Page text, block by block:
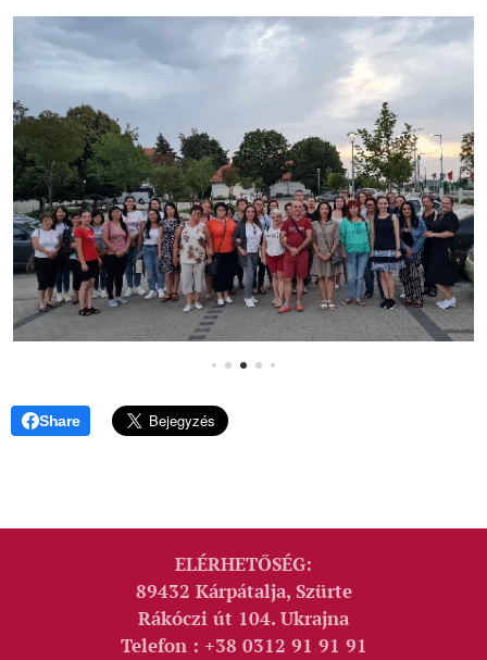
Share
ELÉRHETŐSÉG:
89432 Kárpátalja, Szürte
Rákóczi út 104. Ukrajna
Telefon : +38 0312 91 91 91